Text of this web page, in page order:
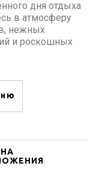
дня отдыха
в атмосферу
нежных
и роскошных